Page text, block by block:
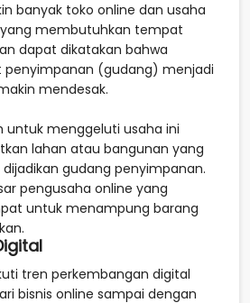
banyak toko online dan usaha
membutuhkan tempat
dapat dikatakan bahwa
(gudang) menjadi
mendesak.
untuk menggeluti usaha ini
lahan atau bangunan yang
gudang penyimpanan.
pengusaha online yang
untuk menampung barang
tren perkembangan digital
bisnis online sampai dengan